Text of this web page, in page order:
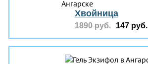
Хвойница
1890 руб. 147 руб.